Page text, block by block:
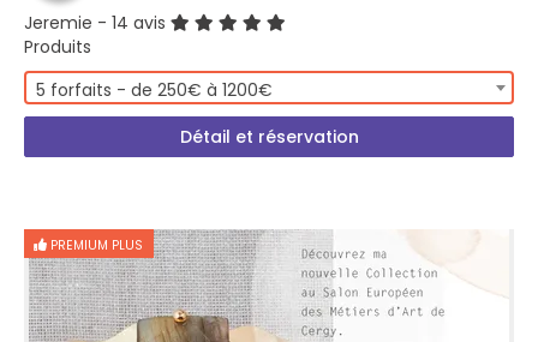
Jeremie - 14 avis
Produits
5 forfaits - de 250€ à 1200€
Détail et réservation
PREMIUM PLUS